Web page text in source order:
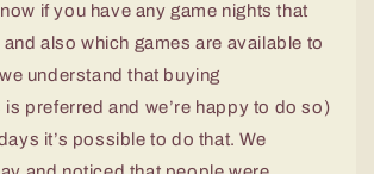
if you have any game nights that
also which games are available to
understand that buying
preferred and we’re happy to do so)
it’s possible to do that. We